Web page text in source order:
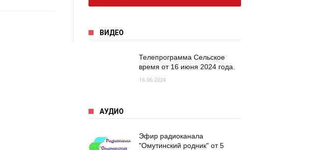
ВИДЕО
Телепрограмма Сельское
время от 16 июня 2024 года.
16.06.2024
АУДИО
Эфир радиоканала
"Омутинский родник" от 5